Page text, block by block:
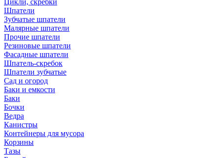
Цикли, скребки
Шпатели
Зубчатые шпатели
Малярные шпатели
Прочие шпатели
Резиновые шпатели
Фасадные шпатели
Шпатель-скребок
Шпатели зубчатые
Сад и огород
Баки и емкости
Баки
Бочки
Ведра
Канистры
Контейнеры для мусора
Корзины
Тазы